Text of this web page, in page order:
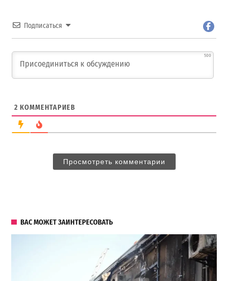
Подписаться
500
2 КОММЕНТАРИЕВ
Просмотреть комментарии
ВАС МОЖЕТ ЗАИНТЕРЕСОВАТЬ